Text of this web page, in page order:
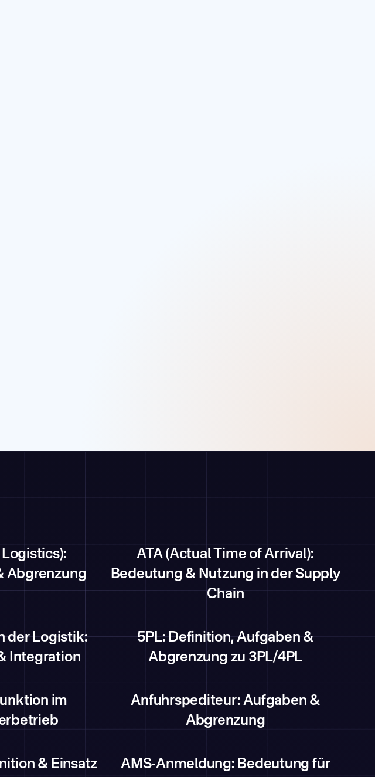
Abgrenzung
ATA (Actual Time of Arrival):
Bedeutung & Nutzung in der Supply
Chain
der Logistik:
Integration
5PL: Definition, Aufgaben &
Abgrenzung zu 3PL/4PL
im
Anfuhrspediteur: Aufgaben &
Abgrenzung
& Einsatz
AMS-Anmeldung: Bedeutung für